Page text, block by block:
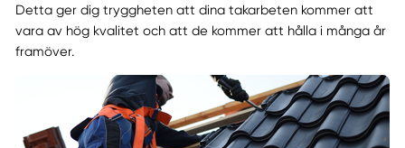
Detta ger dig tryggheten att dina takarbeten kommer att
vara av hög kvalitet och att de kommer att hålla i många år
framöver.